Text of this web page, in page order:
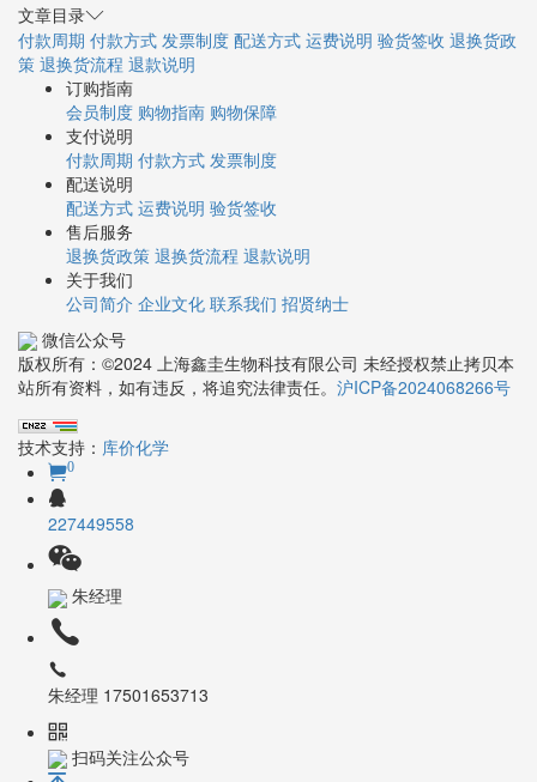
文章目录
付款周期 付款方式 发票制度 配送方式 运费说明 验货签收 退换货政
策 退换货流程 退款说明
订购指南
会员制度 购物指南 购物保障
支付说明
付款周期 付款方式 发票制度
配送说明
配送方式 运费说明 验货签收
售后服务
退换货政策 退换货流程 退款说明
关于我们
公司简介 企业文化 联系我们 招贤纳士
微信公众号
版权所有：©2024 上海鑫圭生物科技有限公司 未经授权禁止拷贝本
站所有资料，如有违反，将追究法律责任。 沪ICP备2024068266号
技术支持： 库价化学
0
227449558
朱经理
朱经理 17501653713
扫码关注公众号